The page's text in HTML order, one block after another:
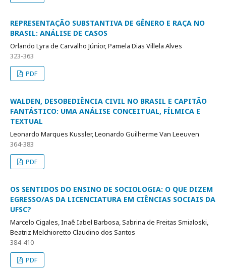
REPRESENTAÇÃO SUBSTANTIVA DE GÊNERO E RAÇA NO
BRASIL: ANÁLISE DE CASOS
Orlando Lyra de Carvalho Júnior, Pamela Dias Villela Alves
323-363
PDF
WALDEN, DESOBEDIÊNCIA CIVIL NO BRASIL E CAPITÃO
FANTÁSTICO: UMA ANÁLISE CONCEITUAL, FÍLMICA E
TEXTUAL
Leonardo Marques Kussler, Leonardo Guilherme Van Leeuven
364-383
PDF
OS SENTIDOS DO ENSINO DE SOCIOLOGIA: O QUE DIZEM
EGRESSO/AS DA LICENCIATURA EM CIÊNCIAS SOCIAIS DA
UFSC?
Marcelo Cigales, Inaê Iabel Barbosa, Sabrina de Freitas Smialoski,
Beatriz Melchioretto Claudino dos Santos
384-410
PDF